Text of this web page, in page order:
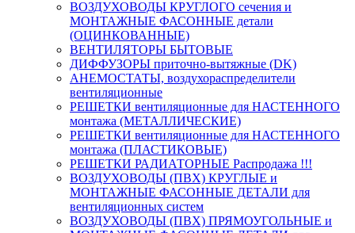
ВОЗДУХОВОДЫ КРУГЛОГО сечения и
МОНТАЖНЫЕ ФАСОННЫЕ детали
(ОЦИНКОВАННЫЕ)
ВЕНТИЛЯТОРЫ БЫТОВЫЕ
ДИФФУЗОРЫ приточно-вытяжные (DK)
АНЕМОСТАТЫ, воздухораспределители
вентиляционные
РЕШЕТКИ вентиляционные для НАСТЕННОГО
монтажа (МЕТАЛЛИЧЕСКИЕ)
РЕШЕТКИ вентиляционные для НАСТЕННОГО
монтажа (ПЛАСТИКОВЫЕ)
РЕШЕТКИ РАДИАТОРНЫЕ Распродажа !!!
ВОЗДУХОВОДЫ (ПВХ) КРУГЛЫЕ и
МОНТАЖНЫЕ ФАСОННЫЕ ДЕТАЛИ для
вентиляционных систем
ВОЗДУХОВОДЫ (ПВХ) ПРЯМОУГОЛЬНЫЕ и